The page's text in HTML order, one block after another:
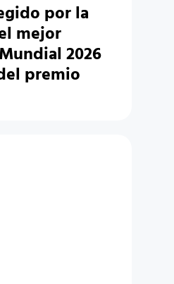
por la
mejor
2026
premio